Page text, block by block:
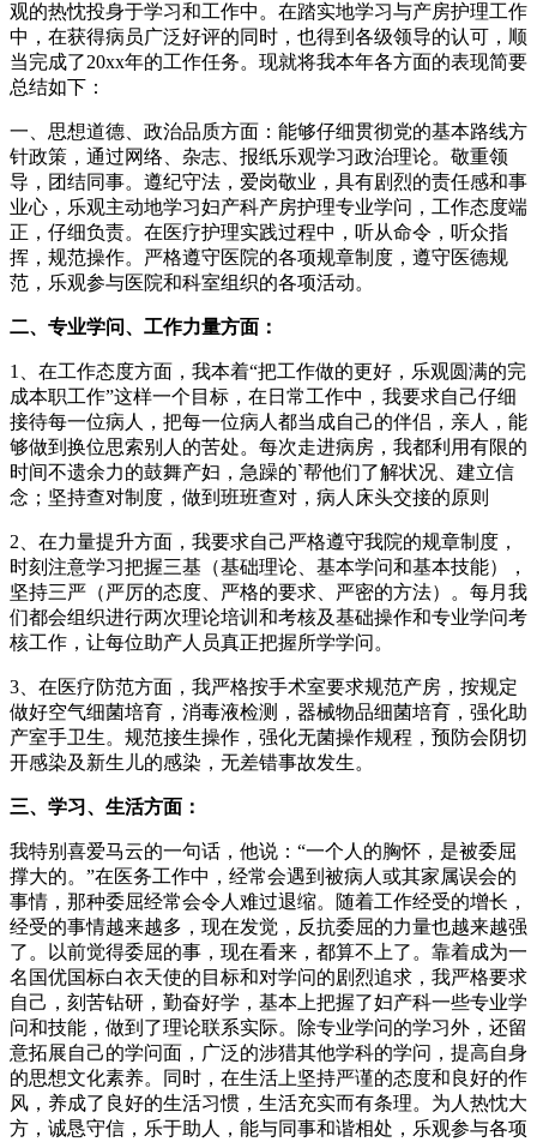
观的热忱投身于学习和工作中。在踏实地学习与产房护理工作
中，在获得病员广泛好评的同时，也得到各级领导的认可，顺
当完成了20xx年的工作任务。现就将我本年各方面的表现简要
总结如下：
一、思想道德、政治品质方面：能够仔细贯彻党的基本路线方
针政策，通过网络、杂志、报纸乐观学习政治理论。敬重领
导，团结同事。遵纪守法，爱岗敬业，具有剧烈的责任感和事
业心，乐观主动地学习妇产科产房护理专业学问，工作态度端
正，仔细负责。在医疗护理实践过程中，听从命令，听众指
挥，规范操作。严格遵守医院的各项规章制度，遵守医德规
范，乐观参与医院和科室组织的各项活动。
二、专业学问、工作力量方面：
1、在工作态度方面，我本着“把工作做的更好，乐观圆满的完
成本职工作”这样一个目标，在日常工作中，我要求自己仔细
接待每一位病人，把每一位病人都当成自己的伴侣，亲人，能
够做到换位思索别人的苦处。每次走进病房，我都利用有限的
时间不遗余力的鼓舞产妇，急躁的`帮他们了解状况、建立信
念；坚持查对制度，做到班班查对，病人床头交接的原则
2、在力量提升方面，我要求自己严格遵守我院的规章制度，
时刻注意学习把握三基（基础理论、基本学问和基本技能），
坚持三严（严厉的态度、严格的要求、严密的方法）。每月我
们都会组织进行两次理论培训和考核及基础操作和专业学问考
核工作，让每位助产人员真正把握所学学问。
3、在医疗防范方面，我严格按手术室要求规范产房，按规定
做好空气细菌培育，消毒液检测，器械物品细菌培育，强化助
产室手卫生。规范接生操作，强化无菌操作规程，预防会阴切
开感染及新生儿的感染，无差错事故发生。
三、学习、生活方面：
我特别喜爱马云的一句话，他说：“一个人的胸怀，是被委屈
撑大的。”在医务工作中，经常会遇到被病人或其家属误会的
事情，那种委屈经常会令人难过退缩。随着工作经受的增长，
经受的事情越来越多，现在发觉，反抗委屈的力量也越来越强
了。以前觉得委屈的事，现在看来，都算不上了。靠着成为一
名国优国标白衣天使的目标和对学问的剧烈追求，我严格要求
自己，刻苦钻研，勤奋好学，基本上把握了妇产科一些专业学
问和技能，做到了理论联系实际。除专业学问的学习外，还留
意拓展自己的学问面，广泛的涉猎其他学科的学问，提高自身
的思想文化素养。同时，在生活上坚持严谨的态度和良好的作
风，养成了良好的生活习惯，生活充实而有条理。为人热忱大
方，诚恳守信，乐于助人，能与同事和谐相处，乐观参与各项